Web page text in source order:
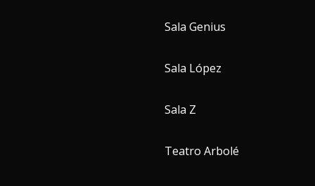
Sala Genius
Sala López
Sala Z
Teatro Arbolé